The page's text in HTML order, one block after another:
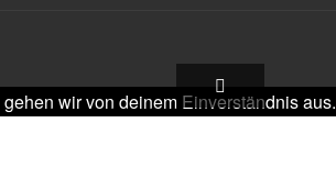
wir von deinem Einverständnis aus.